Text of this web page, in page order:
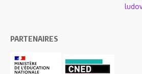
PARTENAIRES